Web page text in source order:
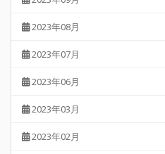
2023年08月
2023年07月
2023年06月
2023年03月
2023年02月